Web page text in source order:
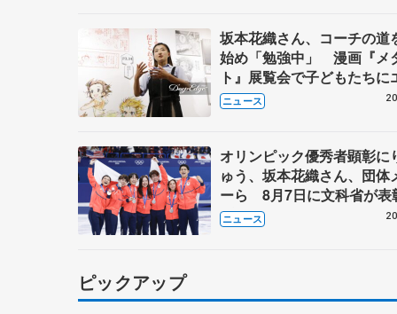
坂本花織さん、コーチの道
始め「勉強中」 漫画『メ
ト』展覧会で子どもたちに
ニュース
オリンピック優秀者顕彰に
ゅう、坂本花織さん、団体
ーら 8月7日に文科省が表
ブルーノ・マルコット、中
らコーチも
ニュース
ピックアップ